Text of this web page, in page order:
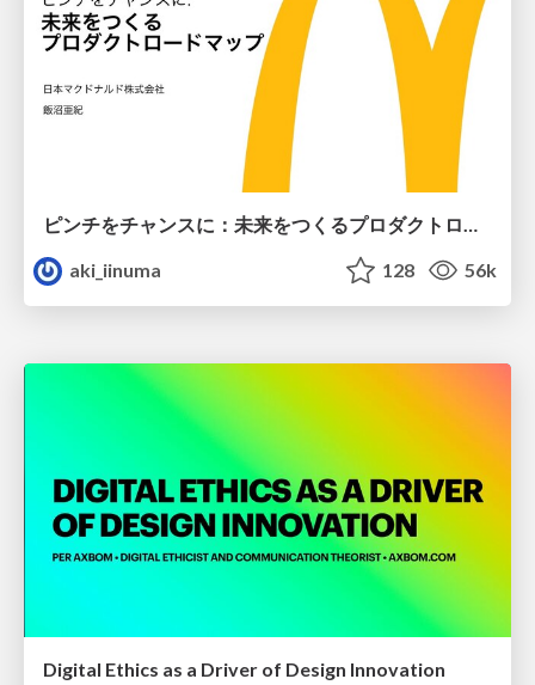
aki_iinuma
128 56k
Digital Ethics as a Driver of Design Innovation